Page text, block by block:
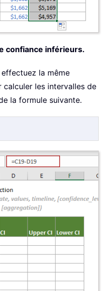
confiance inférieurs.
la même
calculer les intervalles de
la formule suivante.